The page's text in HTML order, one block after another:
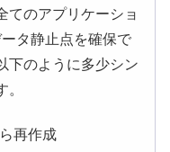
てのアプリケーショ
タ静止点を確保で
下のように多少シン
再作成